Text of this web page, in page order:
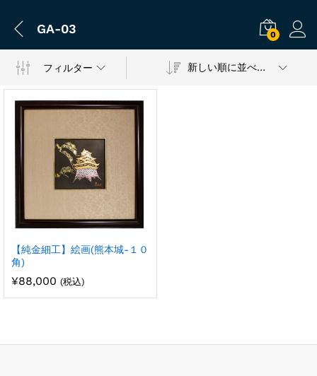
GA-03 0
フィルター 新しい順に並べ替え
【純金細工】絵画(熊本城-１０
角)
¥88,000 (税込)